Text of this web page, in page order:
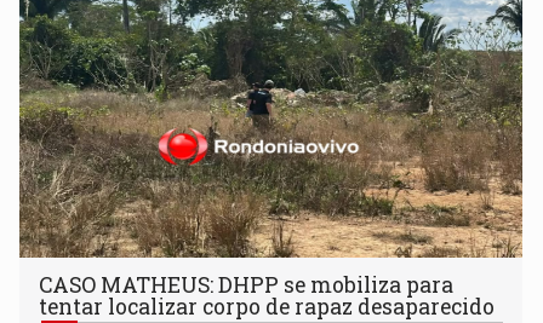
CASO MATHEUS: DHPP se mobiliza para
tentar localizar corpo de rapaz desaparecido